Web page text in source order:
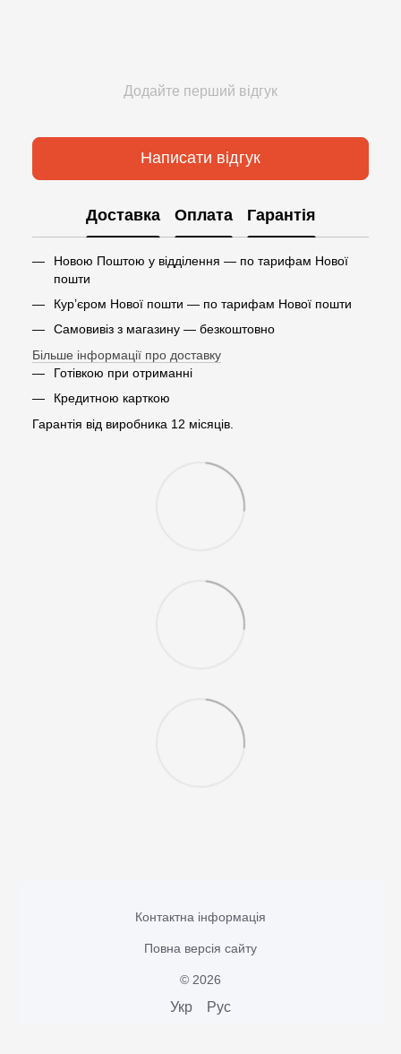
Додайте перший відгук
Написати відгук
Доставка Оплата Гарантія
Новою Поштою у відділення — по тарифам Нової
пошти
Кур’єром Нової пошти — по тарифам Нової пошти
Самовивіз з магазину — безкоштовно
Більше інформації про доставку
Готівкою при отриманні
Кредитною карткою
Гарантія від виробника 12 місяців.
Контактна інформація
Повна версія сайту
© 2026
Укр Рус